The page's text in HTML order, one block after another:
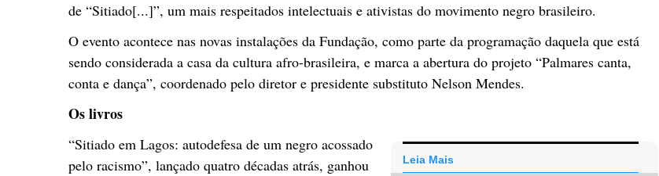
de “Sitiado[...]”, um mais respeitados intelectuais e ativistas do movimento negro brasileiro.
O evento acontece nas novas instalações da Fundação, como parte da programação daquela que está
sendo considerada a casa da cultura afro-brasileira, e marca a abertura do projeto “Palmares canta,
conta e dança”, coordenado pelo diretor e presidente substituto Nelson Mendes.
Os livros
Leia Mais
“Sitiado em Lagos: autodefesa de um negro acossado
pelo racismo”, lançado quatro décadas atrás, ganhou